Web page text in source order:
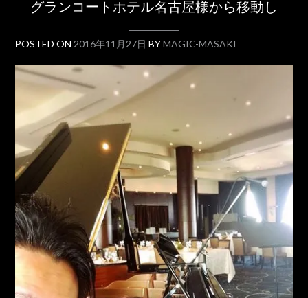
グランコートホテル名古屋様から移動し
POSTED ON 2016年11月27日 BYMAGIC-MASAKI